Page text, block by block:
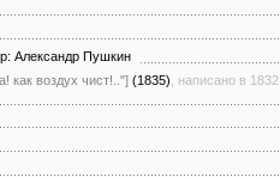
Александр Пушкин
как воздух чист!.."] (1835) , написано в 1832